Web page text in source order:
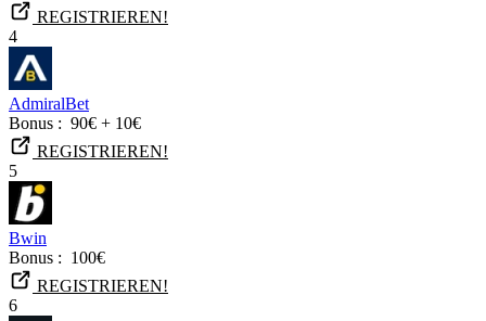
REGISTRIEREN!
4
AdmiralBet
Bonus : 90€ + 10€
REGISTRIEREN!
5
Bwin
Bonus : 100€
REGISTRIEREN!
6